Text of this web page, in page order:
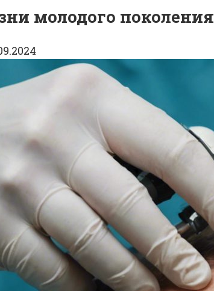
молодого поколения